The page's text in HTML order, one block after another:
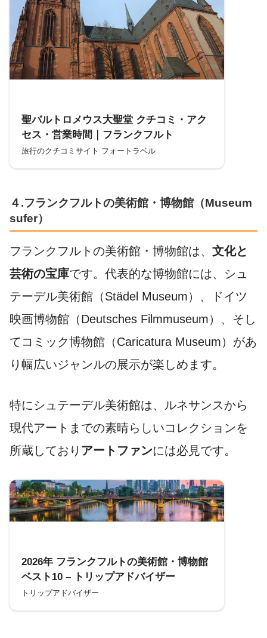
聖バルトロメウス大聖堂 クチコミ・アク
セス・営業時間｜フランクフルト
旅行のクチコミサイト フォートラベル
４.フランクフルトの美術館・博物館（Museum
sufer）
フランクフルトの美術館・博物館は、 文化と
芸術の宝庫です。代表的な博物館には、シュ
テーデル美術館（Städel Museum）、ドイツ
映画博物館（Deutsches Filmmuseum）、そし
てコミック博物館（Caricatura Museum）があ
り幅広いジャンルの展示が楽しめます。
特にシュテーデル美術館は、ルネサンスから
現代アートまでの素晴らしいコレクションを
所蔵しており アートファンには必見です。
2026年 フランクフルトの美術館・博物館
ベスト10 – トリップアドバイザー
トリップアドバイザー